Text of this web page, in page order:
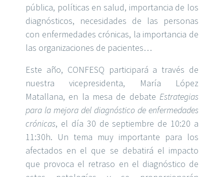
pública, políticas en salud, importancia de los
diagnósticos, necesidades de las personas
con enfermedades crónicas, la importancia de
las organizaciones de pacientes…
Este año, CONFESQ participará a través de
nuestra vicepresidenta, María López
Matallana, en la mesa de debate Estrategias
para la mejora del diagnóstico de enfermedades
crónicas, el día 30 de septiembre de 10:20 a
11:30h. Un tema muy importante para los
afectados en el que se debatirá el impacto
que provoca el retraso en el diagnóstico de